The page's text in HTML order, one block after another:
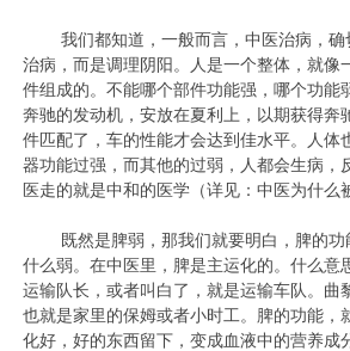
我们都知道，一般而言，中医治病，确
治病，而是调理阴阳。人是一个整体，就像
件组成的。不能哪个部件功能强，哪个功能
奔驰的发动机，安放在夏利上，以期获得奔
件匹配了，车的性能才会达到佳水平。人体
器功能过强，而其他的过弱，人都会生病，
医走的就是中和的医学（详见：中医为什么
既然是脾弱，那我们就要明白，脾的功
什么弱。在中医里，脾是主运化的。什么意
运输队长，或者叫白了，就是运输车队。曲
也就是家里的保姆或者小时工。脾的功能，
化好，好的东西留下，变成血液中的营养成